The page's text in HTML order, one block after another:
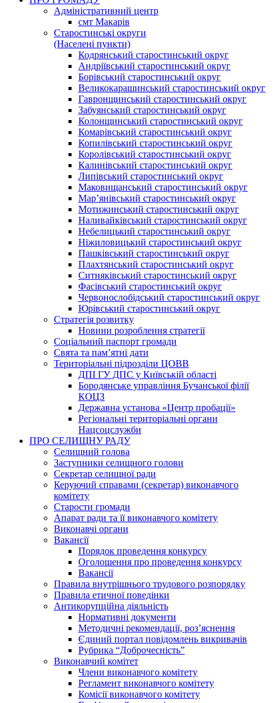
Aдміністративний центр
смт Макарів
Старостинські округи
(Населені пункти)
Кодрянський старостинський округ
Андріївський старостинський округ
Борівський старостинський округ
Великокарашинський старостинський округ
Гавронщинський старостинський округ
Забуянський старостинський округ
Колонщинський старостинський округ
Комарівський старостинський округ
Копилівський старостинський округ
Королівський старостинський округ
Калинівський старостинський округ
Липівський старостинський округ
Маковищанський старостинський округ
Мар’янівський старостинський округ
Мотижинський старостинський округ
Наливайківський старостинський округ
Небелицький старостинський округ
Ніжиловицький старостинський округ
Пашківський старостинський округ
Плахтянський старостинський округ
Ситняківський старостинський округ
Фасівський старостинський округ
Червонослобідський старостинський округ
Юрівський старостинський округ
Стратегія розвитку
Новини розроблення стратегії
Соціальний паспорт громади
Свята та пам’ятні дати
Територіальні підрозділи ЦОВВ
ДПІ ГУ ДПС у Київській області
Бородянське управління Бучанської філії
КОЦЗ
Державна установа «Центр пробації»
Регіональні територіальні органи
Нацсоцслужби
ПРО СЕЛИЩНУ РАДУ
Селищний голова
Заступники селищного голови
Секретар селищної ради
Керуючий справами (секретар) виконавчого
комітету
Старости громади
Апарат ради та її виконавчого комітету
Виконавчі органи
Вакансії
Порядок проведення конкурсу
Оголошення про проведення конкурсу
Вакансії
Правила внутрішнього трудового розпорядку
Правила етичної поведінки
Антикорупційна діяльність
Нормативні документи
Методичні рекомендації, роз’яснення
Єдиний портал повідомлень викривачів
Рубрика “Доброчесність”
Виконавчий комітет
Члени виконавчого комітету
Регламент виконавчого комітету
Комісії виконавчого комітету